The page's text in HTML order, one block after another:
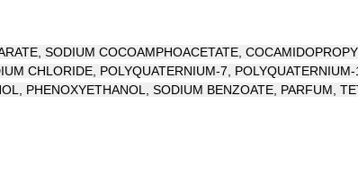
SODIUM COCOAMPHOACETATE,
CHLORIDE, POLYQUATERNIUM-7,
PHENOXYETHANOL, SODIUM BENZOATE, PARFUM,